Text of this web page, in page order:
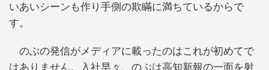
いあいシーンも作り手側の欺瞞に満ちているからで
す。
のぶの発信がメディアに載ったのはこれが初めてで
はありません。入社早々、のぶは高知新報の一面を射